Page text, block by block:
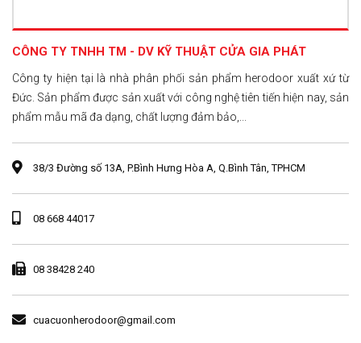
CÔNG TY TNHH TM - DV KỸ THUẬT CỬA GIA PHÁT
Công ty hiện tại là nhà phân phối sản phẩm herodoor xuất xứ từ
Đức. Sản phẩm được sản xuất với công nghệ tiên tiến hiện nay, sản
phẩm mẫu mã đa dạng, chất lượng đảm bảo,...
38/3 Đường số 13A, P.Bình Hưng Hòa A, Q.Bình Tân, TPHCM
08 668 44017
08 38428 240
cuacuonherodoor@gmail.com